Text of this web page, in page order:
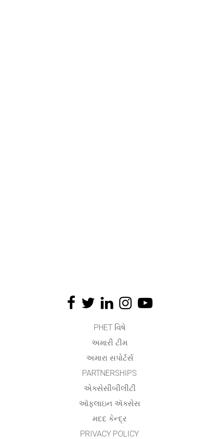
PHET વિષે
અમારી ટીમ
અમારા સપોર્ટર્સ
PARTNERSHIPS
એક્સેસીબીલીટી
ઑફલાઇન ઍક્સેસ
મદદ કેન્દ્ર
PRIVACY POLICY